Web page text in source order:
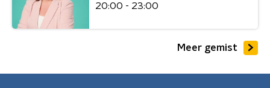
20:00 - 23:00
Meer gemist